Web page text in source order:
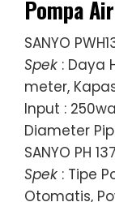
Pompa
SANYO
Spek : Daya
meter,
Input :
Diameter
SANYO PH
Spek : Tipe
Otomatis,